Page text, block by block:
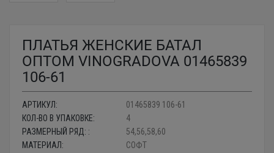
ПЛАТЬЯ ЖЕНСКИЕ БАТАЛ
ОПТОМ VINOGRADOVA 01465839
106-61
АРТИКУЛ:
01465839 106-61
КОЛ-ВО В УПАКОВКЕ:
4
РАЗМЕРНЫЙ РЯД: :
54,56,58,60
МАТЕРИАЛ:
СОФТ